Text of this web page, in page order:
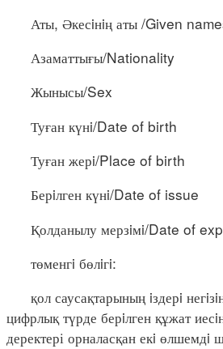
Аты, Әкесiнiң аты /Given
Азаматтығы/Nationality
Жынысы/Sex
Туған күнi/Date of birth
Туған жерi/Place of birth
Берiлген күнi/Date of issue
Қолданылу мерзiмi/Date of
төменгi бөлiгi:
қол саусақтарының iздерi
цифрлық түрде берiлген құжат
деректері орналасқан екi өлшемдi